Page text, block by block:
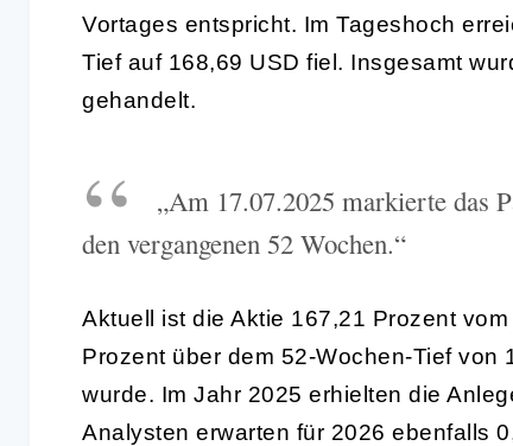
Vortages entspricht. Im Tageshoch
Tief auf 168,69 USD fiel. Insgesamt
gehandelt.
„Am 17.07.2025 markierte das
den vergangenen 52 Wochen.“
Aktuell ist die Aktie 167,21 Prozent
Prozent über dem 52-Wochen-Tief
wurde. Im Jahr 2025 erhielten die
Analysten erwarten für 2026 ebenfalls